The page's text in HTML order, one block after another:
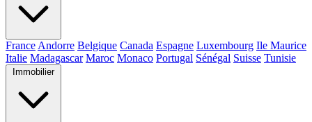
France Andorre Belgique Canada Espagne Luxembourg Ile Maurice
Italie Madagascar Maroc Monaco Portugal Sénégal Suisse Tunisie
Immobilier